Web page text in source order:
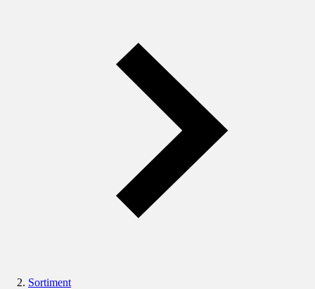
Sortiment